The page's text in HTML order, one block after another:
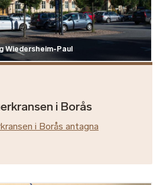
Wiedersheim-Paul
i Borås
i Borås antagna